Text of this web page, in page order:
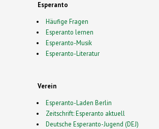
Esperanto
Häufige Fragen
Esperanto lernen
Esperanto-Musik
Esperanto-Literatur
Verein
Esperanto-Laden Berlin
Zeitschrift: Esperanto aktuell
Deutsche Esperanto-Jugend (DEJ)